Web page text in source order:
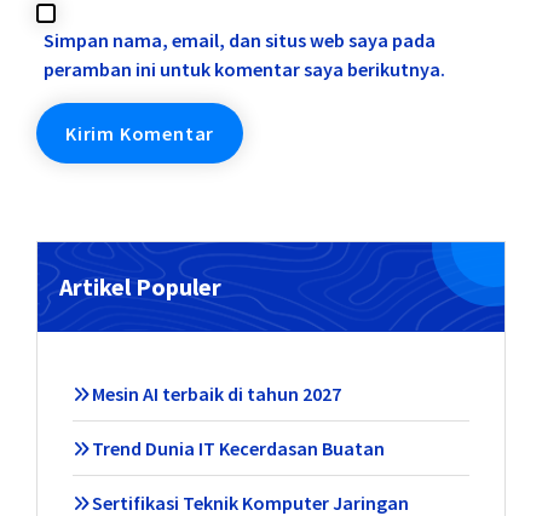
Simpan nama, email, dan situs web saya pada
peramban ini untuk komentar saya berikutnya.
Artikel Populer
Mesin AI terbaik di tahun 2027
Trend Dunia IT Kecerdasan Buatan
Sertifikasi Teknik Komputer Jaringan